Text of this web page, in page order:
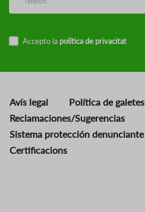
Accepto la política de privacitat
Avís legal Política de galetes
Reclamaciones/Sugerencias
Sistema protección denunciante
Certificacions